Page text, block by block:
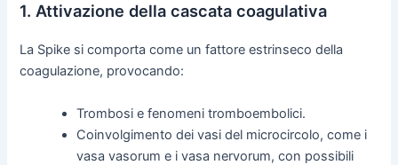
1. Attivazione della cascata coagulativa
La Spike si comporta come un fattore estrinseco della
coagulazione, provocando:
Trombosi e fenomeni tromboembolici.
Coinvolgimento dei vasi del microcircolo, come i
vasa vasorum e i vasa nervorum, con possibili